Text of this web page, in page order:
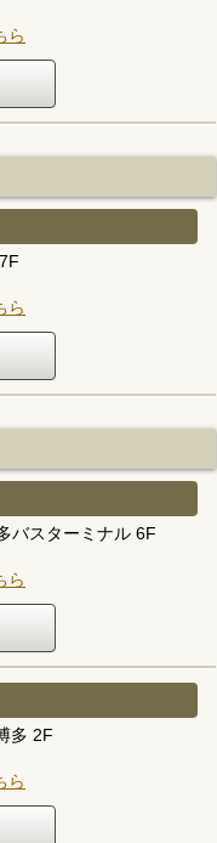
ら
ら
バスターミナル 6F
ら
多 2F
ら